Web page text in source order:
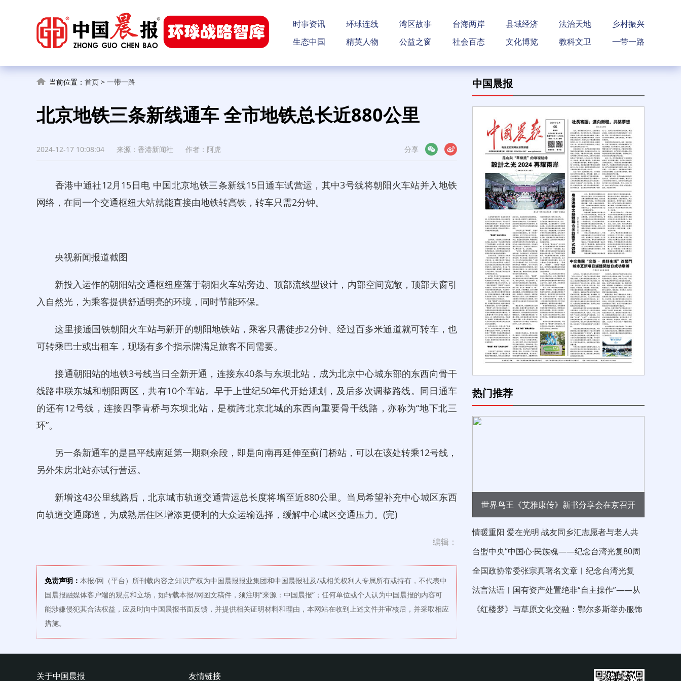
时事资讯 环球连线 湾区故事 台海两岸 县域经济 法治天地
乡村振兴
生态中国
精英人物 公益之窗 社会百态 文化博览 教科文卫 一带一路
当前位置： 首页 > 一带一路
北京地铁三条新线通车 全市地铁总长近880公里
2024-12-17 10:08:04 来源：香港新闻社 作者：阿虎 分享
微博
香港中通社12月15日电 中国北京地铁三条新线15日通车试营运，其中3号线将朝阳火车站并入地铁
网络，在同一个交通枢纽大站就能直接由地铁转高铁，转车只需2分钟。
央视新闻报道截图
新投入运作的朝阳站交通枢纽座落于朝阳火车站旁边、顶部流线型设计，内部空间宽敞，顶部天窗引
入自然光，为乘客提供舒适明亮的环境，同时节能环保。
这里接通国铁朝阳火车站与新开的朝阳地铁站，乘客只需徒步2分钟、经过百多米通道就可转车，也
可转乘巴士或出租车，现场有多个指示牌满足旅客不同需要。
接通朝阳站的地铁3号线当日全新开通，连接东40条与东坝北站，成为北京中心城东部的东西向骨干
线路串联东城和朝阳两区，共有10个车站。早于上世纪50年代开始规划，及后多次调整路线。同日通车
的还有12号线，连接四季青桥与东坝北站，是横跨北京北城的东西向重要骨干线路，亦称为“地下北三
环”。
另一条新通车的是昌平线南延第一期剩余段，即是向南再延伸至蓟门桥站，可以在该处转乘12号线，
另外朱房北站亦试行营运。
新增这43公里线路后，北京城市轨道交通营运总长度将增至近880公里。当局希望补充中心城区东西
向轨道交通廊道，为成熟居住区增添更便利的大众运输选择，缓解中心城区交通压力。(完)
编辑：
免责声明： 本报/网（平台）所刊载内容之知识产权为中国晨报报业集团和中国晨报社及/或相关权利人专属所有或持有，不代表中
国晨报融媒体客户端的观点和立场，如转载本报/网图文稿件，须注明“来源：中国晨报”；任何单位或个人认为中国晨报的内容可
能涉嫌侵犯其合法权益，应及时向中国晨报书面反馈，并提供相关证明材料和理由，本网站在收到上述文件并审核后，并采取相应
措施。
中国晨报
热门推荐
世界鸟王《艾雅康传》新书分享会在京召开
情暖重阳 爱在光明 战友同乡汇志愿者与老人共
度重阳节
台盟中央“中国心·民族魂——纪念台湾光复80周
年”大江论坛在京举行 中国晨报社长兼
全国政协常委张宗真署名文章︱纪念台湾光复
80 周年 以伟大的抗战精神“反独促统”
法言法语︱国有资产处置绝非“自主操作”——从
信达新疆分公司债权拍卖看处置边界
《红楼梦》与草原文化交融：鄂尔多斯举办服饰
关于中国晨报 友情链接